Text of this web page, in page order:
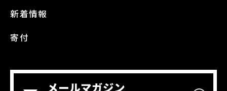
新着情報
寄付
メールマガジン